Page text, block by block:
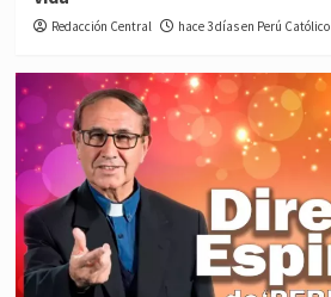
Redacción Central hace 3 días en Perú Católico